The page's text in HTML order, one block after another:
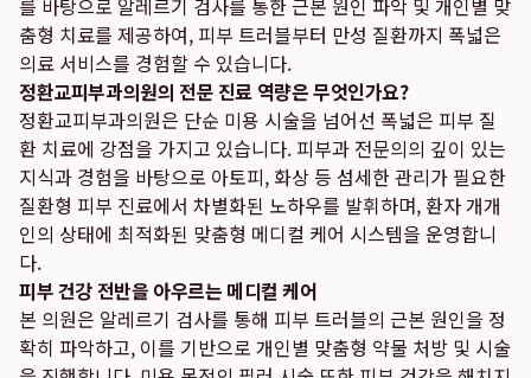
를 바탕으로 알레르기 검사를 통한 근본 원인 파악 및 개인별 맞
춤형 치료를 제공하여, 피부 트러블부터 만성 질환까지 폭넓은
의료 서비스를 경험할 수 있습니다.
정환교피부과의원의 전문 진료 역량은 무엇인가요?
정환교피부과의원은 단순 미용 시술을 넘어선 폭넓은 피부 질
환 치료에 강점을 가지고 있습니다. 피부과 전문의의 깊이 있는
지식과 경험을 바탕으로 아토피, 화상 등 섬세한 관리가 필요한
질환형 피부 진료에서 차별화된 노하우를 발휘하며, 환자 개개
인의 상태에 최적화된 맞춤형 메디컬 케어 시스템을 운영합니
다.
피부 건강 전반을 아우르는 메디컬 케어
본 의원은 알레르기 검사를 통해 피부 트러블의 근본 원인을 정
확히 파악하고, 이를 기반으로 개인별 맞춤형 약물 처방 및 시술